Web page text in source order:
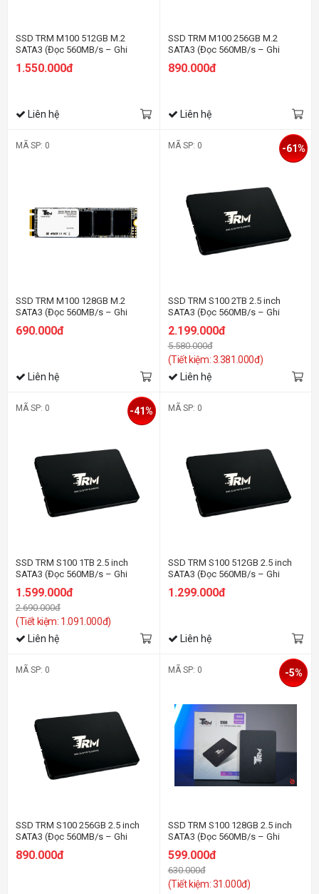
SSD TRM M100 512GB M.2
SATA3 (Đọc 560MB/s – Ghi
520MB/s)
1.550.000đ
Liên hệ
SSD TRM M100 256GB M.2
SATA3 (Đọc 560MB/s – Ghi
520MB/s)
890.000đ
Liên hệ
MÃ SP: 0
SSD TRM M100 128GB M.2
SATA3 (Đọc 560MB/s – Ghi
690.000đ
Liên hệ
MÃ SP: 0
SSD TRM S100 2TB 2.5 inch
SATA3 (Đọc 560MB/s – Ghi
2.199.000đ
5.580.000đ
(Tiết kiệm: 3.381.000đ)
-61%
Liên hệ
MÃ SP: 0
SSD TRM S100 1TB 2.5 inch
SATA3 (Đọc 560MB/s – Ghi
520MB/s)
1.599.000đ
2.690.000đ
(Tiết kiệm: 1.091.000đ)
-41%
Liên hệ
MÃ SP: 0
SSD TRM S100 512GB 2.5 inch
SATA3 (Đọc 560MB/s – Ghi
520MB/s)
1.299.000đ
Liên hệ
MÃ SP: 0
SSD TRM S100 256GB 2.5 inch
SATA3 (Đọc 560MB/s – Ghi
890.000đ
MÃ SP: 0
SSD TRM S100 128GB 2.5 inch
SATA3 (Đọc 560MB/s – Ghi
599.000đ
630.000đ
(Tiết kiệm: 31.000đ)
-5%